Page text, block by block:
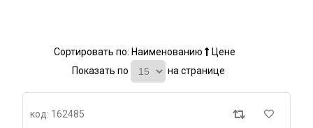
Сортировать по: Наименованию
Цене
Показать по
на странице
код: 162485